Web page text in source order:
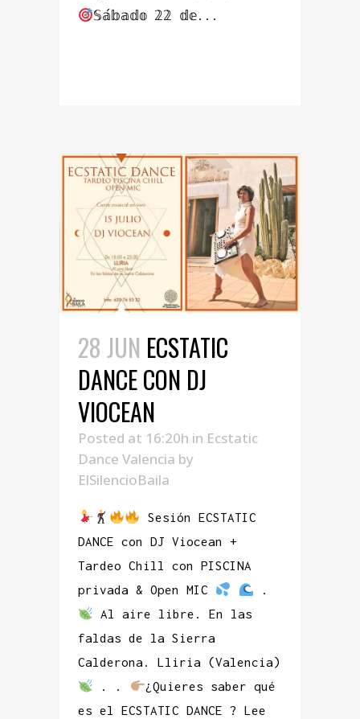
𝕊𝕒́𝕓𝕒𝕕𝕠 𝟚𝟚 𝕕𝕖...
28 JUN ECSTATIC
DANCE CON DJ
VIOCEAN
Posted at 16:20h in Ecstatic
Dance Valencia by
ElSilencioBaila
Sesión ECSTATIC
DANCE con DJ Viocean +
Tardeo Chill con PISCINA
privada & Open MIC
.
Al aire libre. En las
faldas de la Sierra
Calderona. Lliria (Valencia)
. .
¿Quieres saber qué
es el ECSTATIC DANCE ? Lee